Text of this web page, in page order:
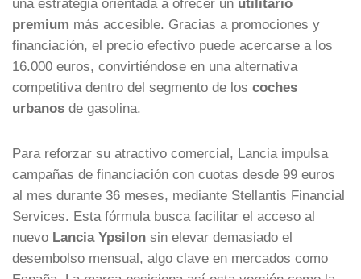
una estrategia orientada a ofrecer un utilitario
premium más accesible. Gracias a promociones y
financiación, el precio efectivo puede acercarse a los
16.000 euros, convirtiéndose en una alternativa
competitiva dentro del segmento de los coches
urbanos de gasolina.
Para reforzar su atractivo comercial, Lancia impulsa
campañas de financiación con cuotas desde 99 euros
al mes durante 36 meses, mediante Stellantis Financial
Services. Esta fórmula busca facilitar el acceso al
nuevo Lancia Ypsilon sin elevar demasiado el
desembolso mensual, algo clave en mercados como